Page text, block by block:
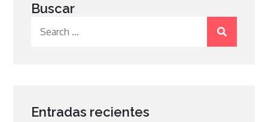
Buscar
Entradas recientes